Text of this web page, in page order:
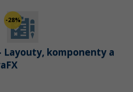
-28%
Layouty, komponenty a